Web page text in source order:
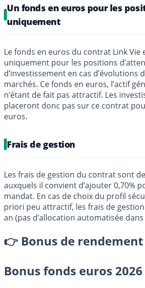
Un fonds en euros pour les
uniquement
Le fonds en euros du contrat Link Vie
uniquement pour les positions
d’investissement en cas d’évolutions
marchés. Ce fonds en euros, l’actif
n’étant de fait pas attractif. Les
placeront donc pas sur ce contrat
euros.
Frais de gestion
Les frais de gestion du contrat sont
auxquels il convient d’ajouter 0,70%
mandat. En cas de choix du profil
priori peu attractif, les frais de
an (pas d’allocation automatisée dans
👉 Bonus de
Bonus fonds euros 2026